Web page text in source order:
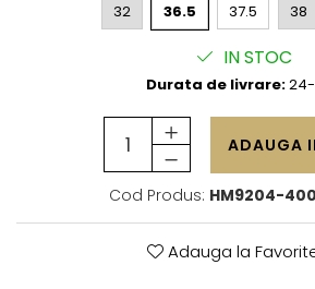
32 36.5 37.5 38
IN STOC
Durata de livrare:24-
ADAUGA
Cod Produs: HM9204-
Adauga la